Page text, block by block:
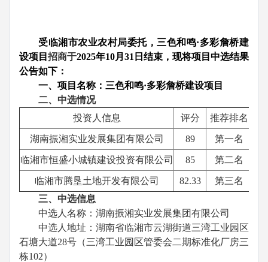
受临湘市农业农村局委托，三色和鸣·多彩詹桥建
设项目 招商于2025年10月 31 日结束，现将项目中选结果
公告如下：
一、项目名称：三色和鸣·多彩詹桥建设项目
二、中选情况
投资人信息
评分 推荐排名
湖南振湘实业发展集团有限公司 89 第一名
临湘市恒盛小城镇建设投资有限公司 85 第二名
临湘市腾垦土地开发有限公司 82.33
第三名
三、中选信息
中选人名称：湖南振湘实业发展集团有限公司
中选人地址：湖南省临湘市云湖街道三湾工业园区
石塘大道28号（三湾工业园区管委会二期标准化厂房三
栋102）